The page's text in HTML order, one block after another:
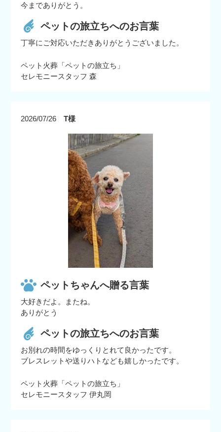
今までありがとう。
ペットの旅立ちへのお言葉
丁寧にご対応いただきありがとうございました。
ペット火葬「ペットの旅立ち」
セレモニースタッフ 森
2026/07/26 T様
ペットちゃんへ贈る言葉
大好きだよ。またね。
ありがとう
ペットの旅立ちへのお言葉
お別れの時間をゆっくりとれて良かったです。
ブレスレットや送りハトなども嬉しかったです。
ペット火葬「ペットの旅立ち」
セレモニースタッフ 伊丸岡